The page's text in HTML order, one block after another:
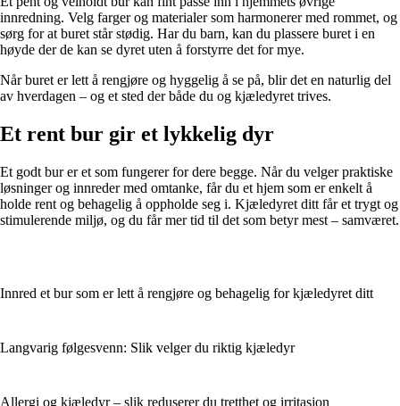
innredning. Velg farger og materialer som harmonerer med rommet, og
sørg for at buret står stødig. Har du barn, kan du plassere buret i en
høyde der de kan se dyret uten å forstyrre det for mye.
Når buret er lett å rengjøre og hyggelig å se på, blir det en naturlig del
av hverdagen – og et sted der både du og kjæledyret trives.
Et rent bur gir et lykkelig dyr
Et godt bur er et som fungerer for dere begge. Når du velger praktiske
løsninger og innreder med omtanke, får du et hjem som er enkelt å
holde rent og behagelig å oppholde seg i. Kjæledyret ditt får et trygt og
stimulerende miljø, og du får mer tid til det som betyr mest – samværet.
Innred et bur som er lett å rengjøre og behagelig for kjæledyret ditt
Langvarig følgesvenn: Slik velger du riktig kjæledyr
Allergi og kjæledyr – slik reduserer du tretthet og irritasjon